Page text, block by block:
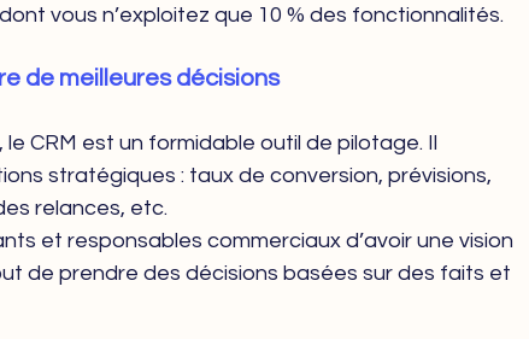
vous n’exploitez que 10 % des fonctionnalités.
de meilleures décisions
CRM est un formidable outil de pilotage. Il
stratégiques : taux de conversion, prévisions,
relances, etc.
et responsables commerciaux d’avoir une vision
de prendre des décisions basées sur des faits et